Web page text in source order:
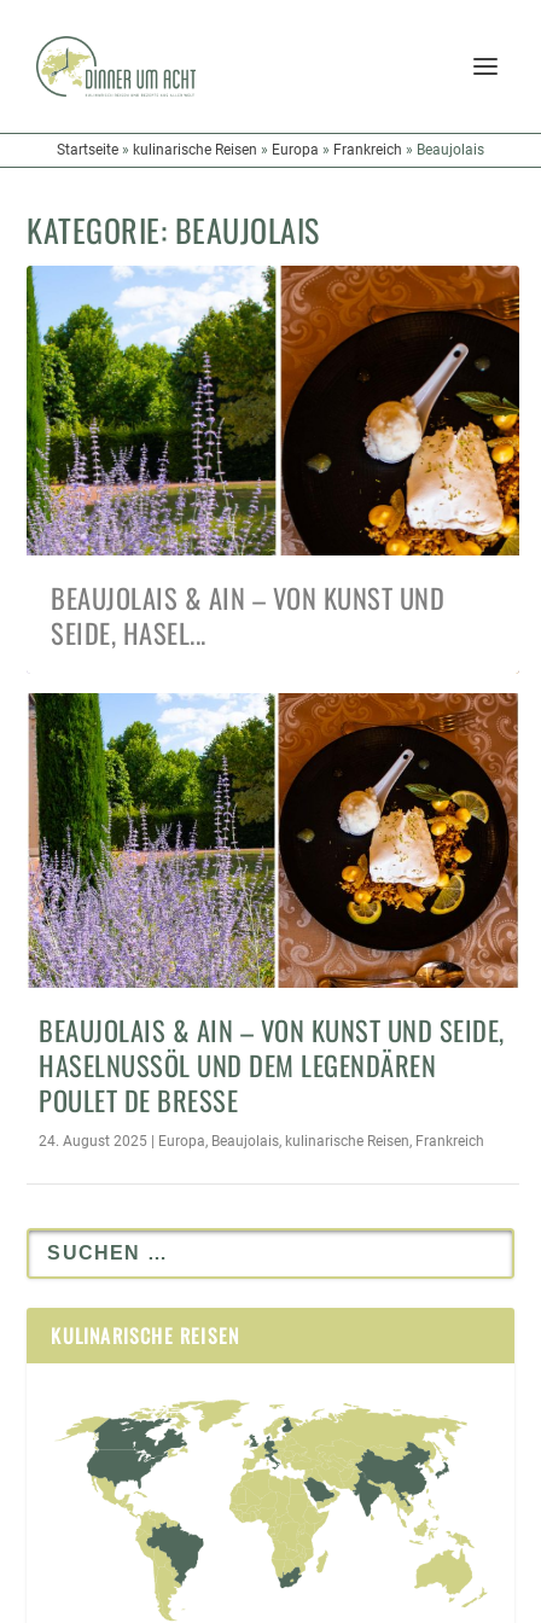
Startseite » kulinarische Reisen » Europa » Frankreich » Beaujolais
KATEGORIE: BEAUJOLAIS
BEAUJOLAIS & AIN – VON KUNST UND
SEIDE, HASEL...
BEAUJOLAIS & AIN – VON KUNST UND SEIDE,
HASELNUSSÖL UND DEM LEGENDÄREN
POULET DE BRESSE
24. August 2025 | Europa, Beaujolais, kulinarische Reisen, Frankreich
KULINARISCHE REISEN